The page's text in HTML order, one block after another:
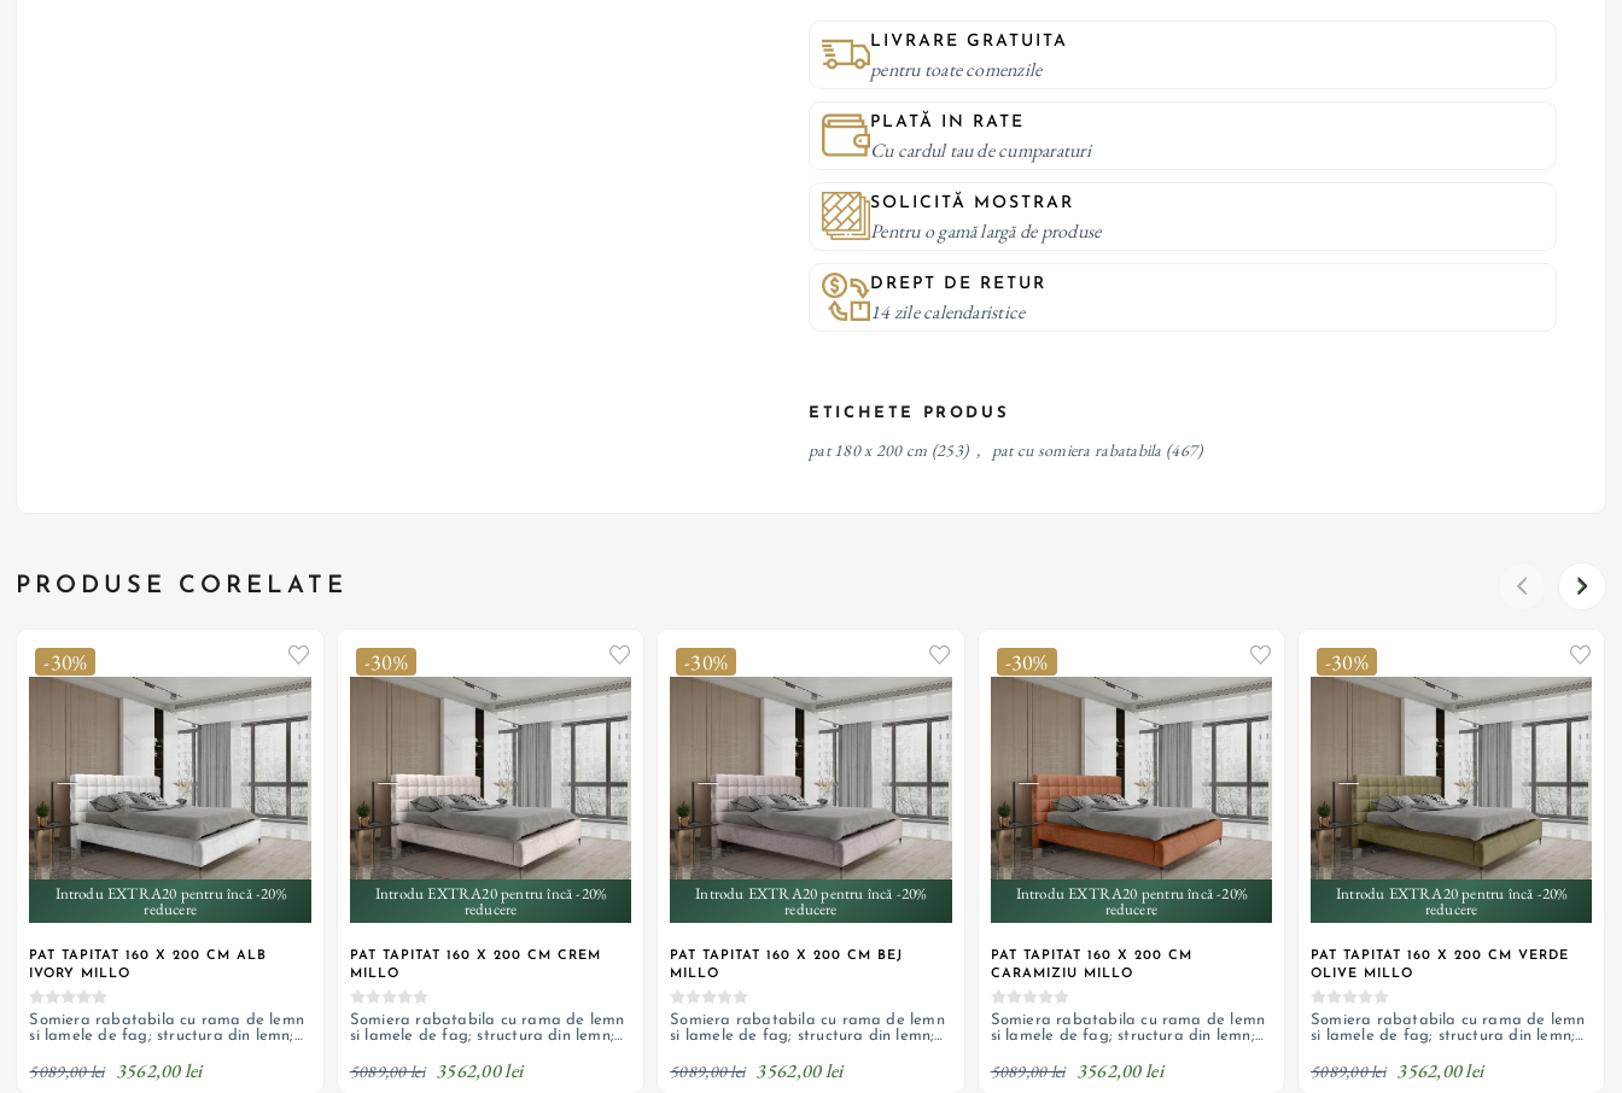
LIVRARE GRATUITA
pentru toate comenzile
PLATĂ IN RATE
Cu cardul tau de cumparaturi
SOLICITĂ MOSTRAR
Pentru o gamă largă de produse
DREPT DE RETUR
14 zile calendaristice
ETICHETE PRODUS
pat 180 x 200 cm (253) , pat cu somiera rabatabila (467)
PRODUSE CORELATE
-30%
Introdu EXTRA20 pentru încă -20%
reducere
PAT TAPITAT 160 X 200 CM ALB
IVORY MILLO
Somiera rabatabila cu rama de lemn
si lamele de fag; structura din lemn;
depozitare si tapiterie din textil
boucle; personalizabil
5089,00 lei 3562,00 lei
-30%
Introdu EXTRA20 pentru încă -20%
reducere
PAT TAPITAT 160 X 200 CM CREM
MILLO
Somiera rabatabila cu rama de lemn
si lamele de fag; structura din lemn;
depozitare si tapiterie din textil tip
boucle; personalizabil
5089,00 lei 3562,00 lei
-30%
Introdu EXTRA20 pentru încă -20%
reducere
PAT TAPITAT 160 X 200 CM BEJ
MILLO
Somiera rabatabila cu rama de lemn
si lamele de fag; structura din lemn;
depozitare si tapiterie din textil tip
boucle; personalizabil
5089,00 lei 3562,00 lei
-30%
Introdu EXTRA20 pentru încă -20%
reducere
PAT TAPITAT 160 X 200 CM
CARAMIZIU MILLO
Somiera rabatabila cu rama de lemn
si lamele de fag; structura din lemn;
depozitare si tapiterie din textil
boucle; personalizabil
5089,00 lei 3562,00 lei
-30%
Introdu EXTRA20 pentru încă -20%
reducere
PAT TAPITAT 160 X 200 CM VERDE
OLIVE MILLO
Somiera rabatabila cu rama de lemn
si lamele de fag; structura din lemn;
depozitare si tapiterie din textil
boucle; personalizabil
5089,00 lei 3562,00 lei